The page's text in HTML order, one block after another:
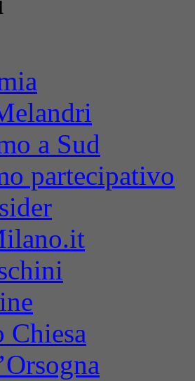
a Sud
partecipativo
Chiesa